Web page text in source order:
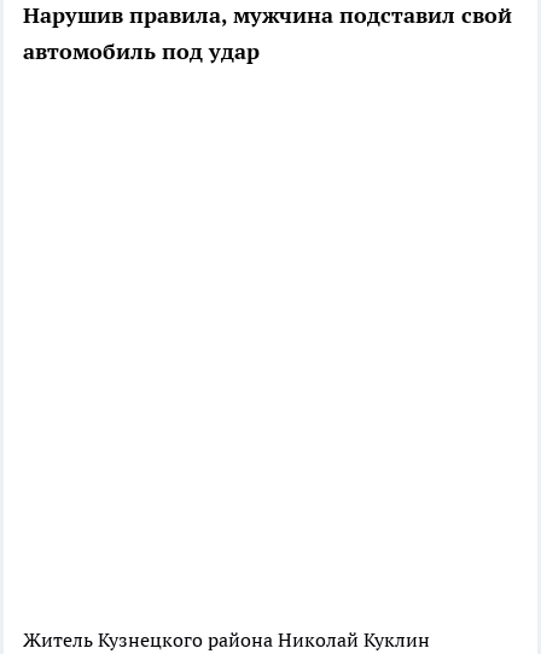
Нарушив правила, мужчина подставил свой
автомобиль под удар
Житель Кузнецкого района Николай Куклин